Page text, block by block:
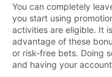
You can completely
you start using
activities are eligible. It
advantage of these
or risk-free bets. Doing
and having your